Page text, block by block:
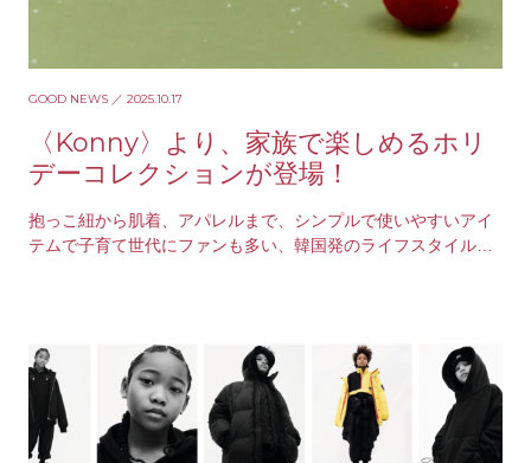
GOOD NEWS ／ 2025.10.17
〈Konny〉より、家族で楽しめるホリ
デーコレクションが登場！
抱っこ紐から肌着、アパレルまで、シンプルで使いやすいアイ
テムで子育て世代にファンも多い、韓国発のライフスタイルブ